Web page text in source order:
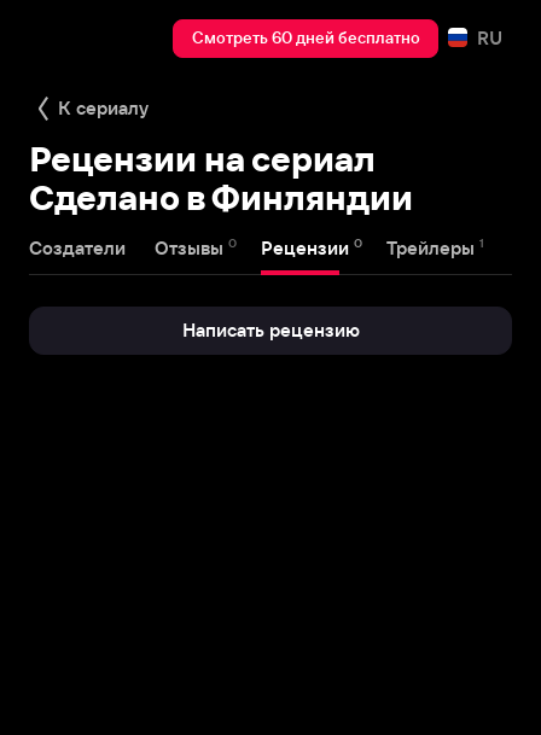
Смотреть 60 дней бесплатно RU
К сериалу
Рецензии на сериал
Сделано в Финляндии
Создатели Отзывы 0 Рецензии 0 Трейлеры 1
Написать рецензию